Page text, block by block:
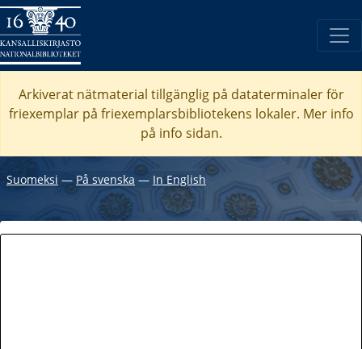
Arkiverat nätmaterial tillgänglig på dataterminaler för
friexemplar på friexemplarsbibliotekens lokaler. Mer info
på info sidan.
Suomeksi ― På svenska― In English